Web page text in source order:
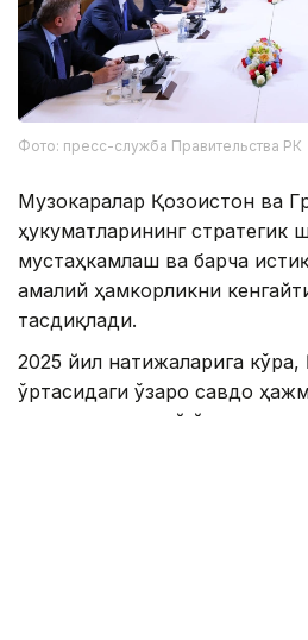
Фото: пресс-служба Правительства РК
Музокаралар Қозоғистон ва
ҳукуматларининг стратегик
мустаҳкамлаш ва барча
амалий ҳамкорликни
тасдиқлади.
2025 йил натижаларига кўра,
ўртасидаги ўзаро савдо
долларни, жорий йил